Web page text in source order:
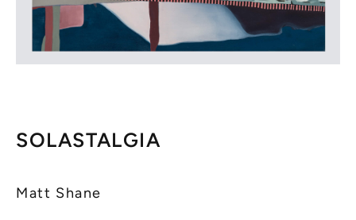
SOLASTALGIA
Matt Shane